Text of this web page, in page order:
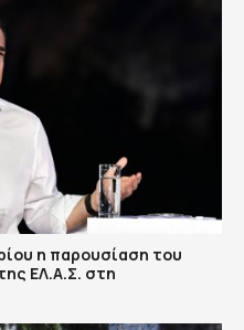
η παρουσίαση του
ΕΛ.Α.Σ. στη